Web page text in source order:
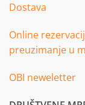
Dostava
Online
preuzimanje u
OBI neweletter